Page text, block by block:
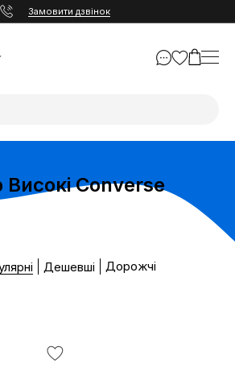
Замовити дзвінок
Високі Converse
Дешевші Дорожчі